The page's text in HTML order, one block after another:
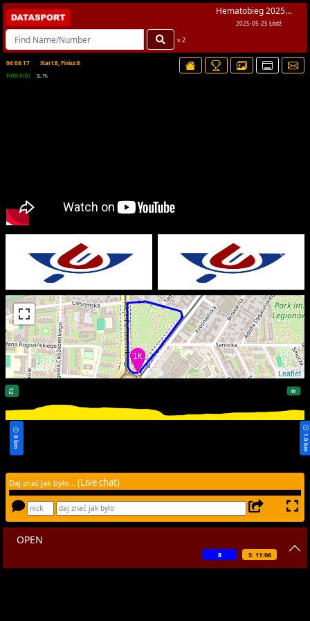
Hematobieg 2025...
2025-05-25 Łódź
v.2
06:08:17
Start:8, Finisz:8
Foto:0(0)
SL:1%
Leaflet
0 km
12 8
1.0 km
Daj znać jak było... (Live chat)
OPEN
S: 11:06
8